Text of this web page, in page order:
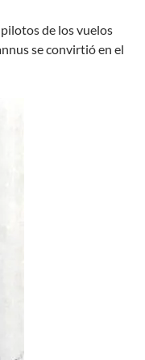
de los vuelos
se convirtió en el